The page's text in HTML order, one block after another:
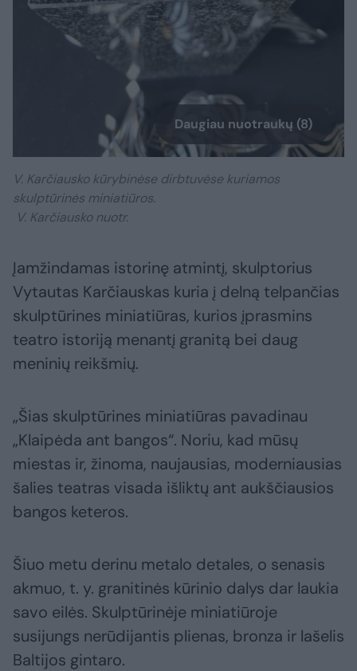
Daugiau nuotraukų (8)
V. Karčiausko kūrybinėse dirbtuvėse kuriamos
skulptūrinės miniatiūros.
V. Karčiausko nuotr.
Įamžindamas istorinę atmintį, skulptorius
Vytautas Karčiauskas kuria į delną telpančias
skulptūrines miniatiūras, kurios įprasmins
teatro istoriją menantį granitą bei daug
meninių reikšmių.
„Šias skulptūrines miniatiūras pavadinau
„Klaipėda ant bangos“. Noriu, kad mūsų
miestas ir, žinoma, naujausias, moderniausias
šalies teatras visada išliktų ant aukščiausios
bangos keteros.
Šiuo metu derinu metalo detales, o senasis
akmuo, t. y. granitinės kūrinio dalys dar laukia
savo eilės. Skulptūrinėje miniatiūroje
susijungs nerūdijantis plienas, bronza ir lašelis
Baltijos gintaro.